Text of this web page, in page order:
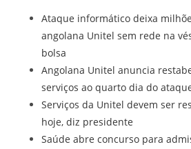
Ataque informático deixa
angolana Unitel sem rede na
bolsa
Angolana Unitel anuncia
serviços ao quarto dia do
Serviços da Unitel devem ser
hoje, diz presidente
Saúde abre concurso para